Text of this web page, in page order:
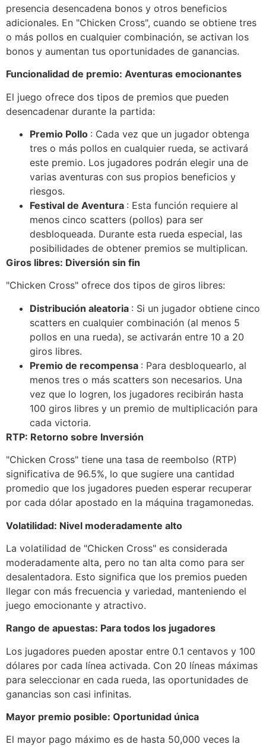
presencia desencadena bonos y otros beneficios
adicionales. En "Chicken Cross", cuando se obtiene tres
o más pollos en cualquier combinación, se activan los
bonos y aumentan tus oportunidades de ganancias.
Funcionalidad de premio: Aventuras emocionantes
El juego ofrece dos tipos de premios que pueden
desencadenar durante la partida:
Premio Pollo : Cada vez que un jugador obtenga
tres o más pollos en cualquier rueda, se activará
este premio. Los jugadores podrán elegir una de
varias aventuras con sus propios beneficios y
riesgos.
Festival de Aventura : Esta función requiere al
menos cinco scatters (pollos) para ser
desbloqueada. Durante esta rueda especial, las
posibilidades de obtener premios se multiplican.
Giros libres: Diversión sin fin
"Chicken Cross" ofrece dos tipos de giros libres:
Distribución aleatoria : Si un jugador obtiene cinco
scatters en cualquier combinación (al menos 5
pollos en una rueda), se activarán entre 10 a 20
giros libres.
Premio de recompensa : Para desbloquearlo, al
menos tres o más scatters son necesarios. Una
vez que lo logren, los jugadores recibirán hasta
100 giros libres y un premio de multiplicación para
cada victoria.
RTP: Retorno sobre Inversión
"Chicken Cross" tiene una tasa de reembolso (RTP)
significativa de 96.5%, lo que sugiere una cantidad
promedio que los jugadores pueden esperar recuperar
por cada dólar apostado en la máquina tragamonedas.
Volatilidad: Nivel moderadamente alto
La volatilidad de "Chicken Cross" es considerada
moderadamente alta, pero no tan alta como para ser
desalentadora. Esto significa que los premios pueden
llegar con más frecuencia y variedad, manteniendo el
juego emocionante y atractivo.
Rango de apuestas: Para todos los jugadores
Los jugadores pueden apostar entre 0.1 centavos y 100
dólares por cada línea activada. Con 20 líneas máximas
para seleccionar en cada rueda, las oportunidades de
ganancias son casi infinitas.
Mayor premio posible: Oportunidad única
El mayor pago máximo es de hasta 50,000 veces la